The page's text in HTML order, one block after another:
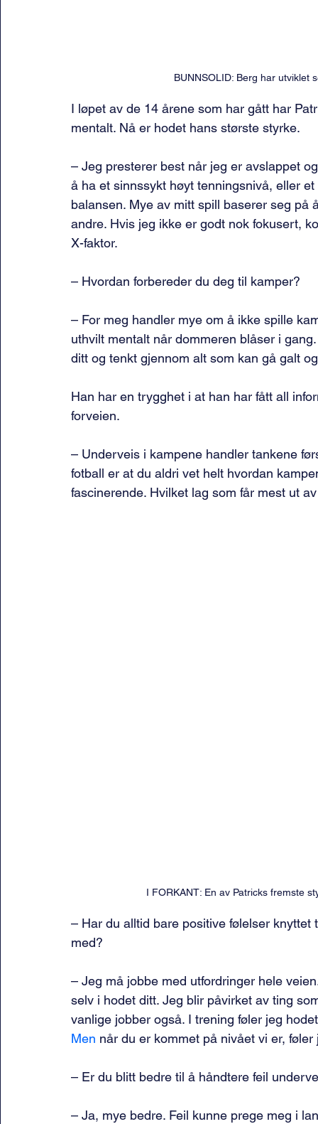
BUNNSOLID: Berg har utviklet
I løpet av de 14 årene som har gått har
mentalt. Nå er hodet hans største styrke.
– Jeg presterer best når jeg er avslappet
å ha et sinnssykt høyt tenningsnivå, eller
balansen. Mye av mitt spill baserer seg
andre. Hvis jeg ikke er godt nok fokusert,
X-faktor.
– Hvordan forbereder du deg til kamper?
– For meg handler mye om å ikke spille
uthvilt mentalt når dommeren blåser i
ditt og tenkt gjennom alt som kan gå galt
Han har en trygghet i at han har fått all
forveien.
– Underveis i kampene handler tankene
fotball er at du aldri vet helt hvordan
fascinerende. Hvilket lag som får mest ut
I FORKANT: En av Patricks fremste
– Har du alltid bare positive følelser
med?
– Jeg må jobbe med utfordringer hele
selv i hodet ditt. Jeg blir påvirket av ting
vanlige jobber også. I trening føler jeg
Men når du er kommet på nivået vi er,
– Er du blitt bedre til å håndtere feil
– Ja, mye bedre. Feil kunne prege meg i